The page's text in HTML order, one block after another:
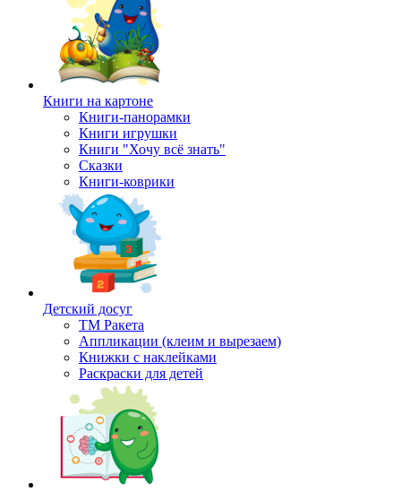
Книги на картоне
Книги-панорамки
Книги игрушки
Книги "Хочу всё знать"
Сказки
Книги-коврики
Детский досуг
ТМ Ракета
Аппликации (клеим и вырезаем)
Книжки с наклейками
Раскраски для детей